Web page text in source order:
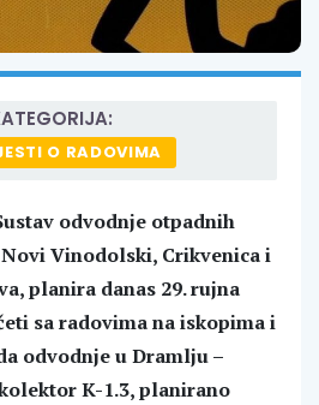
O RADOVIMA
odvodnje otpadnih
Vinodolski, Crikvenica i
planira danas 29. rujna
sa radovima na iskopima i
odvodnje u Dramlju –
K-1.3, planirano